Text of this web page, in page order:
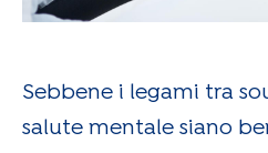
Sebbene i legami tra
salute mentale siano